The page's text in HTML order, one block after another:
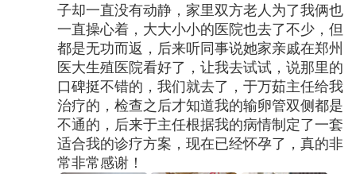
子却一直没有动静，家里双方老人为了我俩也
一直操心着，大大小小的医院也去了不少，但
都是无功而返，后来听同事说她家亲戚在郑州
医大生殖医院看好了，让我去试试，说那里的
口碑挺不错的，我们就去了，于万茹主任给我
治疗的，检查之后才知道我的输卵管双侧都是
不通的，后来于主任根据我的病情制定了一套
适合我的诊疗方案，现在已经怀孕了，真的非
常非常感谢！